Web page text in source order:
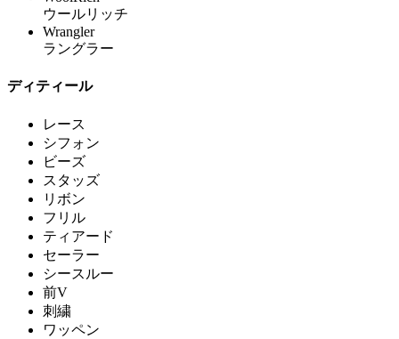
ウールリッチ
Wrangler
ラングラー
ディティール
レース
シフォン
ビーズ
スタッズ
リボン
フリル
ティアード
セーラー
シースルー
前V
刺繍
ワッペン